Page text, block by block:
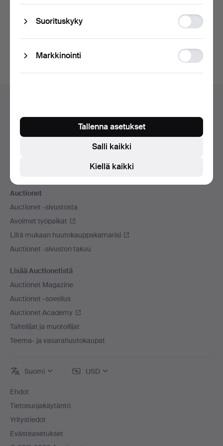
tietosuojakäytännön.
Ota yhteyttä tekniseen tukeen
Kaikki huutokauppakamarit
Auctionet
Auctionet -sivustosta
Avoimet työpaikat
Liitä mukaan huutokauppakamarisi
Auctionet -sivuston takuu
Lisää Auctionetistä
Auctionet Magazine
Auctionet -sovellus
Auctionet Academy
Taiteilijat ja muotoilijat
Teema- ja vasarahuutokaupat
Suomi USD
Ehdot
Tietosuojakäytäntö
Yritystiedot
Evästeasetukset
Suorituskyky
storage
Markkinointi
Ad
storage
Kiellä kaikki
Salli kaikki
Tallenna asetukset